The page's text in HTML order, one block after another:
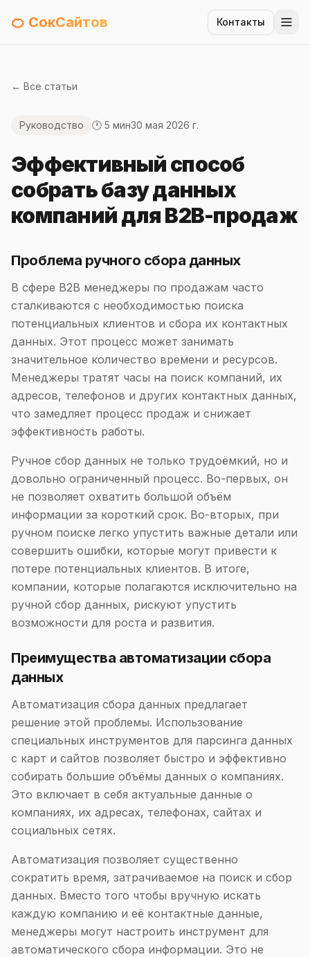
🍊 СокСайтов Контакты
← Все статьи
Руководство 🕐 5 мин30 мая 2026 г.
Эффективный способ
собрать базу данных
компаний для B2B-продаж
Проблема ручного сбора данных
В сфере B2B менеджеры по продажам часто
сталкиваются с необходимостью поиска
потенциальных клиентов и сбора их контактных
данных. Этот процесс может занимать
значительное количество времени и ресурсов.
Менеджеры тратят часы на поиск компаний, их
адресов, телефонов и других контактных данных,
что замедляет процесс продаж и снижает
эффективность работы.
Ручное сбор данных не только трудоёмкий, но и
довольно ограниченный процесс. Во-первых, он
не позволяет охватить большой объём
информации за короткий срок. Во-вторых, при
ручном поиске легко упустить важные детали или
совершить ошибки, которые могут привести к
потере потенциальных клиентов. В итоге,
компании, которые полагаются исключительно на
ручной сбор данных, рискуют упустить
возможности для роста и развития.
Преимущества автоматизации сбора
данных
Автоматизация сбора данных предлагает
решение этой проблемы. Использование
специальных инструментов для парсинга данных
с карт и сайтов позволяет быстро и эффективно
собирать большие объёмы данных о компаниях.
Это включает в себя актуальные данные о
компаниях, их адресах, телефонах, сайтах и
социальных сетях.
Автоматизация позволяет существенно
сократить время, затрачиваемое на поиск и сбор
данных. Вместо того чтобы вручную искать
каждую компанию и её контактные данные,
менеджеры могут настроить инструмент для
автоматического сбора информации. Это не